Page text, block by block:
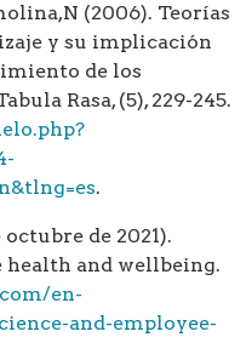
(2006). Teorías
y su implicación
de los
Rasa, (5), 229-245.
.
de 2021).
health and wellbeing.
en-
and-employee-